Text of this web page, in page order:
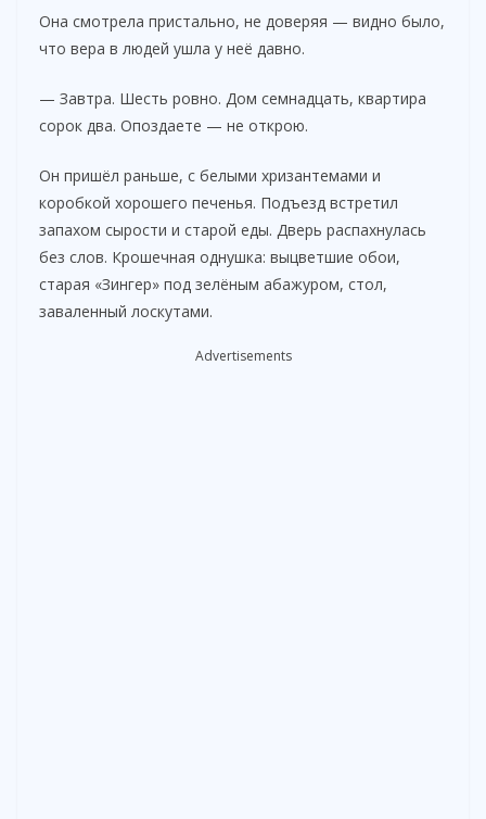
Она смотрела пристально, не доверяя — видно было,
что вера в людей ушла у неё давно.
— Завтра. Шесть ровно. Дом семнадцать, квартира
сорок два. Опоздаете — не открою.
Он пришёл раньше, с белыми хризантемами и
коробкой хорошего печенья. Подъезд встретил
запахом сырости и старой еды. Дверь распахнулась
без слов. Крошечная однушка: выцветшие обои,
старая «Зингер» под зелёным абажуром, стол,
заваленный лоскутами.
Advertisements